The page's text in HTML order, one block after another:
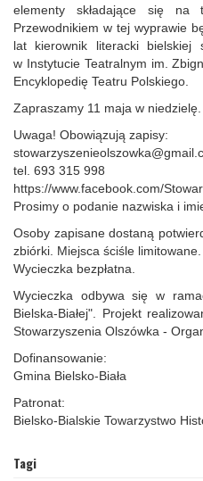
elementy składające się na
Przewodnikiem w tej wyprawie
lat kierownik literacki bielskiej
w Instytucie Teatralnym im.
Encyklopedię Teatru Polskiego.
Zapraszamy 11 maja w
Uwaga! Obowiązują zapisy:
tel. 693 315 998
https://www.facebook.com/
Prosimy o podanie nazwiska i
Osoby zapisane dostaną
zbiórki. Miejsca ściśle
Wycieczka bezpłatna.
Wycieczka odbywa się w
Bielska-Białej". Projekt
Stowarzyszenia Olszówka -
Dofinansowanie:
Gmina Bielsko-Biała
Patronat:
Bielsko-Bialskie Towarzystwo
Tagi